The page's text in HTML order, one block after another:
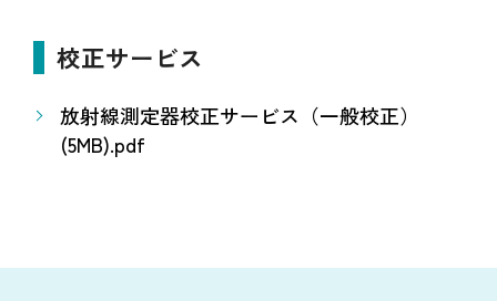
校正サービス
放射線測定器校正サービス（一般校正）
(5MB).pdf